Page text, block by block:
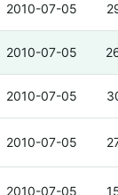
2010-07-05
2010-07-05
(3)2010-07-05
2010-07-05
2010-07-05